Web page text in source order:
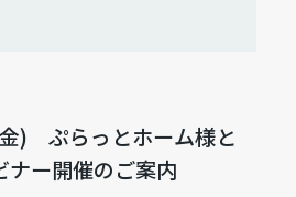
) ぷらっとホーム様と
ナー開催のご案内